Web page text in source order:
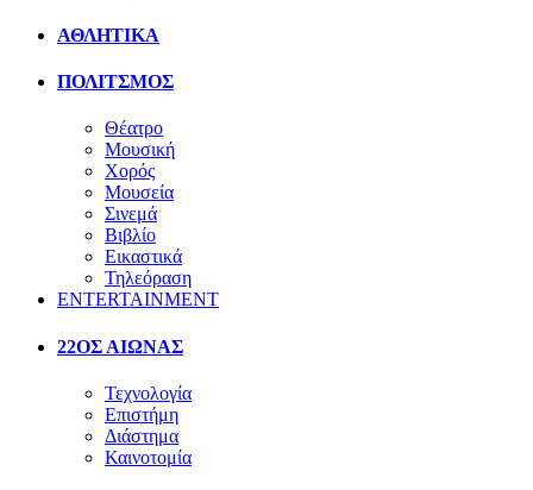
ΑΘΛΗΤΙΚΑ
ΠΟΛΙΤΣΜΟΣ
Θέατρο
Μουσική
Χορός
Μουσεία
Σινεμά
Βιβλίο
Εικαστικά
Τηλεόραση
ENTERTAINMENT
22ΟΣ ΑΙΩΝΑΣ
Τεχνολογία
Επιστήμη
Διάστημα
Καινοτομία